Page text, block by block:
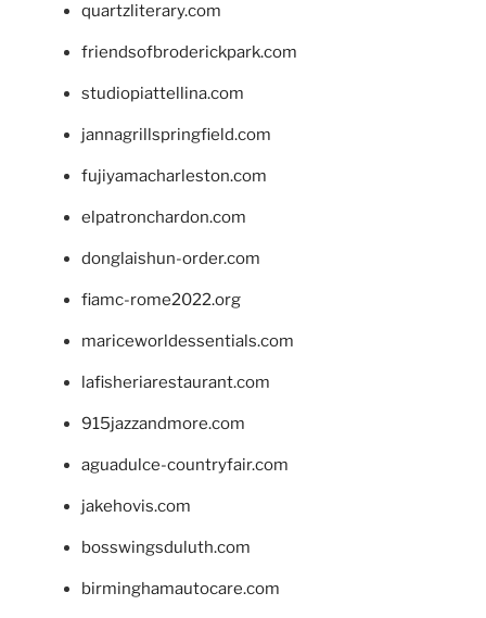
quartzliterary.com
friendsofbroderickpark.com
studiopiattellina.com
jannagrillspringfield.com
fujiyamacharleston.com
elpatronchardon.com
donglaishun-order.com
fiamc-rome2022.org
mariceworldessentials.com
lafisheriarestaurant.com
915jazzandmore.com
aguadulce-countryfair.com
jakehovis.com
bosswingsduluth.com
birminghamautocare.com